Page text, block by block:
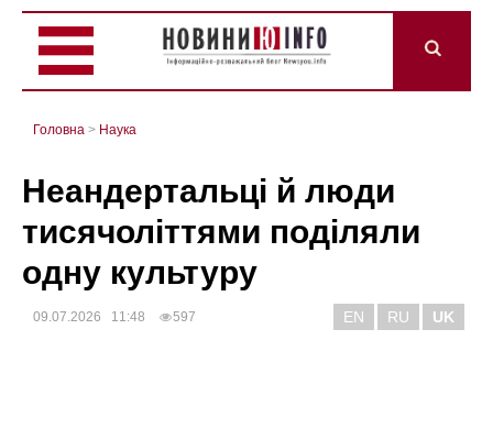
Головна > Наука
Неандертальці й люди
тисячоліттями поділяли
одну культуру
09.07.2026 11:48 597 EN RU UK